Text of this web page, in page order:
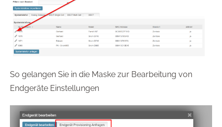
So gelangen Sie in die Maske zur Bearbeitung von
Endgeräte Einstellungen